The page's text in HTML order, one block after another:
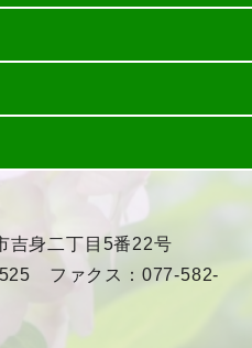
身二丁目5番22号
ファクス：077-582-